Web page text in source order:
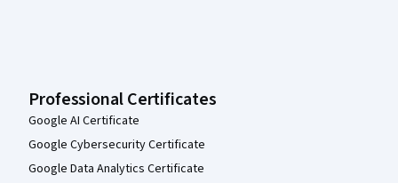
Professional Certificates
Google AI Certificate
Google Cybersecurity Certificate
Google Data Analytics Certificate